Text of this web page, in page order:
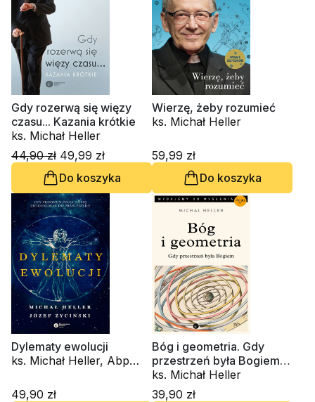
Gdy rozerwą się więzy
czasu... Kazania krótkie
ks. Michał Heller
44,90 zł 49,99 zł
Do koszyka
Wierzę, żeby rozumieć
ks. Michał Heller
59,99 zł
Do koszyka
Dylematy ewolucji
ks. Michał Heller, Abp
49,90 zł
Bóg i geometria. Gdy
przestrzeń była Bogiem
(miękka oprawa)
ks. Michał Heller
39,90 zł